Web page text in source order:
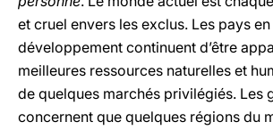
et cruel envers les exclus. Les pays
développement continuent d’être
meilleures ressources naturelles et
de quelques marchés privilégiés. Les
concernent que quelques régions du